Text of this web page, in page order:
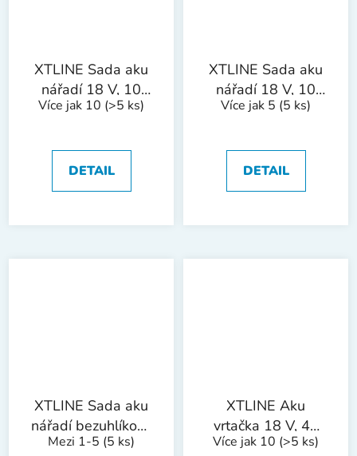
XTLINE Sada aku
nářadí 18 V, 10
dílů "SET 1"
Více jak 10 (>5 ks)
DETAIL
XTLINE Sada aku
nářadí 18 V, 10
dílů „SET 2 “
Více jak 5 (5 ks)
DETAIL
XTLINE Sada aku
nářadí bezuhlíkové
18 V, 6 dílů
Mezi 1-5 (5 ks)
XTLINE Aku
vrtačka 18 V, 40
Nm + 1 baterie 2.0
Více jak 10 (>5 ks)